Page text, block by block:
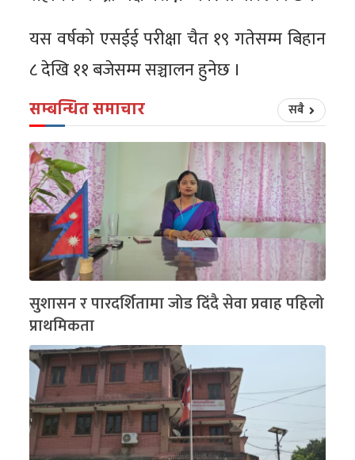
यस वर्षको एसईई परीक्षा चैत १९ गतेसम्म बिहान
८ देखि ११ बजेसम्म सञ्चालन हुनेछ ।
सम्बन्धित समाचार सबै
सुशासन र पारदर्शितामा जोड दिंदै सेवा प्रवाह पहिलो
प्राथमिकता